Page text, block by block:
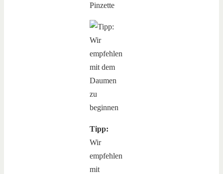
Pinzette
Tipp:
Wir
empfehlen
mit